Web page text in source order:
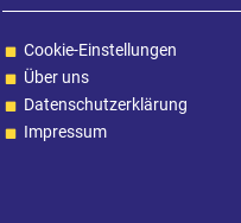
Cookie-Einstellungen
Über uns
Datenschutzerklärung
Impressum